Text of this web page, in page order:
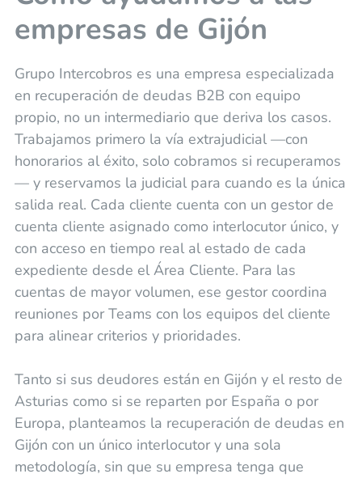
empresas de Gijón
Grupo Intercobros es una empresa especializada
en recuperación de deudas B2B con equipo
propio, no un intermediario que deriva los casos.
Trabajamos primero la vía extrajudicial —con
honorarios al éxito, solo cobramos si recuperamos
— y reservamos la judicial para cuando es la única
salida real. Cada cliente cuenta con un gestor de
cuenta cliente asignado como interlocutor único, y
con acceso en tiempo real al estado de cada
expediente desde el Área Cliente. Para las
cuentas de mayor volumen, ese gestor coordina
reuniones por Teams con los equipos del cliente
para alinear criterios y prioridades.
Tanto si sus deudores están en Gijón y el resto de
Asturias como si se reparten por España o por
Europa, planteamos la recuperación de deudas en
Gijón con un único interlocutor y una sola
metodología, sin que su empresa tenga que